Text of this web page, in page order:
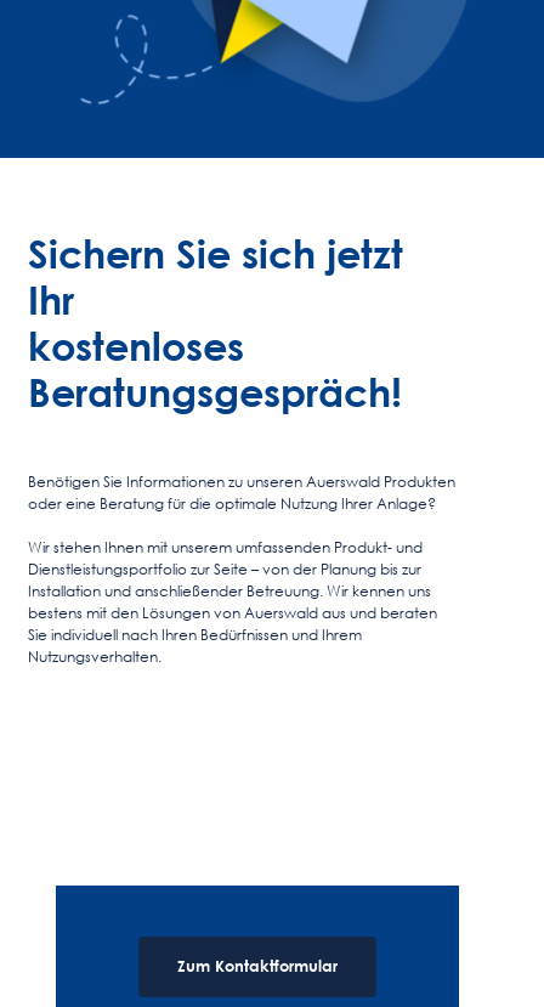
Sichern Sie sich jetzt
Ihr
kostenloses
Beratungsgespräch!
Benötigen Sie Informationen zu unseren Auerswald Produkten
oder eine Beratung für die optimale Nutzung Ihrer Anlage?
Wir stehen Ihnen mit unserem umfassenden Produkt- und
Dienstleistungsportfolio zur Seite – von der Planung bis zur
Installation und anschließender Betreuung. Wir kennen uns
bestens mit den Lösungen von Auerswald aus und beraten
Sie individuell nach Ihren Bedürfnissen und Ihrem
Nutzungsverhalten.
Zum Kontaktformular